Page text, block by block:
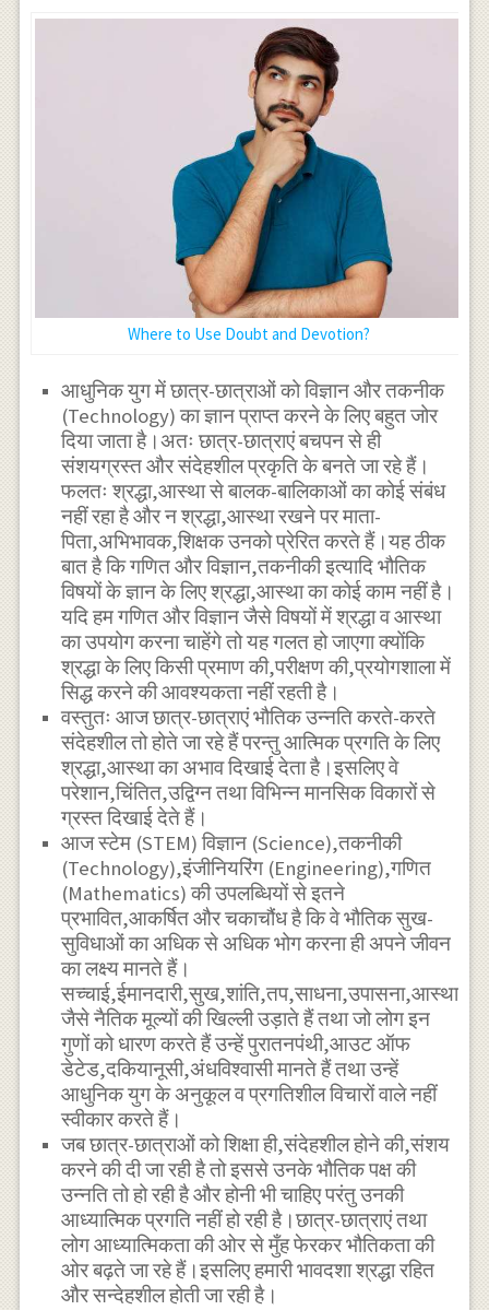
Where to Use Doubt and Devotion?
आधुनिक युग में छात्र-छात्राओं को विज्ञान और तकनीक
(Technology) का ज्ञान प्राप्त करने के लिए बहुत जोर
दिया जाता है।अतः छात्र-छात्राएं बचपन से ही
संशयग्रस्त और संदेहशील प्रकृति के बनते जा रहे हैं।
फलतः श्रद्धा,आस्था से बालक-बालिकाओं का कोई संबंध
नहीं रहा है और न श्रद्धा,आस्था रखने पर माता-
पिता,अभिभावक,शिक्षक उनको प्रेरित करते हैं।यह ठीक
बात है कि गणित और विज्ञान,तकनीकी इत्यादि भौतिक
विषयों के ज्ञान के लिए श्रद्धा,आस्था का कोई काम नहीं है।
यदि हम गणित और विज्ञान जैसे विषयों में श्रद्धा व आस्था
का उपयोग करना चाहेंगे तो यह गलत हो जाएगा क्योंकि
श्रद्धा के लिए किसी प्रमाण की,परीक्षण की,प्रयोगशाला में
सिद्ध करने की आवश्यकता नहीं रहती है।
वस्तुतः आज छात्र-छात्राएं भौतिक उन्नति करते-करते
संदेहशील तो होते जा रहे हैं परन्तु आत्मिक प्रगति के लिए
श्रद्धा,आस्था का अभाव दिखाई देता है।इसलिए वे
परेशान,चिंतित,उद्विग्न तथा विभिन्न मानसिक विकारों से
ग्रस्त दिखाई देते हैं।
आज स्टेम (STEM) विज्ञान (Science),तकनीकी
(Technology),इंजीनियरिंग (Engineering),गणित
(Mathematics) की उपलब्धियों से इतने
प्रभावित,आकर्षित और चकाचौंध है कि वे भौतिक सुख-
सुविधाओं का अधिक से अधिक भोग करना ही अपने जीवन
का लक्ष्य मानते हैं।
जैसे नैतिक मूल्यों की खिल्ली उड़ाते हैं तथा जो लोग इन
गुणों को धारण करते हैं उन्हें पुरातनपंथी,आउट ऑफ
डेटेड,दकियानूसी,अंधविश्वासी मानते हैं तथा उन्हें
आधुनिक युग के अनुकूल व प्रगतिशील विचारों वाले नहीं
स्वीकार करते हैं।
जब छात्र-छात्राओं को शिक्षा ही,संदेहशील होने की,संशय
करने की दी जा रही है तो इससे उनके भौतिक पक्ष की
उन्नति तो हो रही है और होनी भी चाहिए परंतु उनकी
आध्यात्मिक प्रगति नहीं हो रही है।छात्र-छात्राएं तथा
लोग आध्यात्मिकता की ओर से मुँह फेरकर भौतिकता की
ओर बढ़ते जा रहे हैं।इसलिए हमारी भावदशा श्रद्धा रहित
और सन्देहशील होती जा रही है।